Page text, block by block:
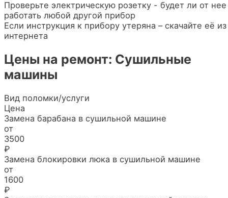
Проверьте электрическую розетку - будет ли от нее
работать любой другой прибор
Если инструкция к прибору утеряна – скачайте её из
интернета
Цены на ремонт: Сушильные
машины
Вид поломки/услуги
Цена
Замена барабана в сушильной машине
от
3500
₽
Замена блокировки люка в сушильной машине
от
1600
₽